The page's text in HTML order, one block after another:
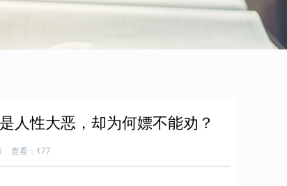
人性大恶，却为何嫖不能劝？
查看：177